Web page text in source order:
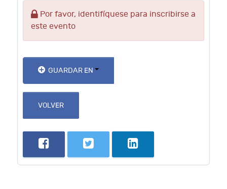
Por favor, identifíquese para inscribirse a
este evento
GUARDAR EN
VOLVER